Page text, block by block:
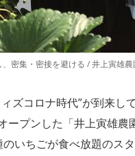
密集・密接を避ける / 井上寅雄農
ズコロナ時代”が到来し
ープンした「井上寅雄
いちごが食べ放題のス